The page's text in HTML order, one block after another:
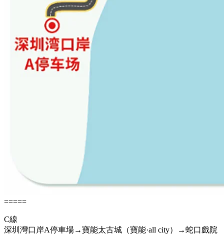
=====
C線
深圳灣口岸A停車場→寶能太古城（寶能·all city）→蛇口戲院